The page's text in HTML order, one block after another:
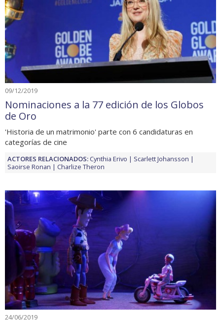
09/12/2019
Nominaciones a la 77 edición de los Globos
de Oro
'Historia de un matrimonio' parte con 6 candidaturas en
categorías de cine
ACTORES RELACIONADOS:Cynthia Erivo
Scarlett Johansson
Saoirse Ronan
Charlize Theron
24/06/2019